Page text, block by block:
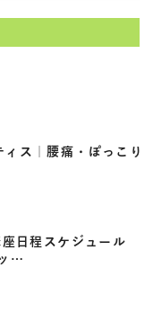
ス｜腰痛・ぽっこり
日程スケジュール
…